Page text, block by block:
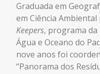
Graduada em
em Ciência Ambiental
Keepers, programa da
Água e Oceano do
nove anos foi
“Panorama dos